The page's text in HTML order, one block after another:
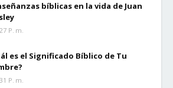
bíblicas en la vida de Juan
P. M.
es el Significado Bíblico de Tu
P. M.